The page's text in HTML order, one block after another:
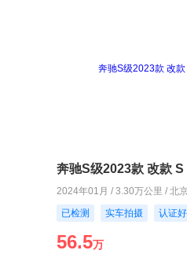
奔驰S级2023款 改款
2024年01月 / 3.30万公里 / 北
已检测
实车拍摄 认证
56.5万